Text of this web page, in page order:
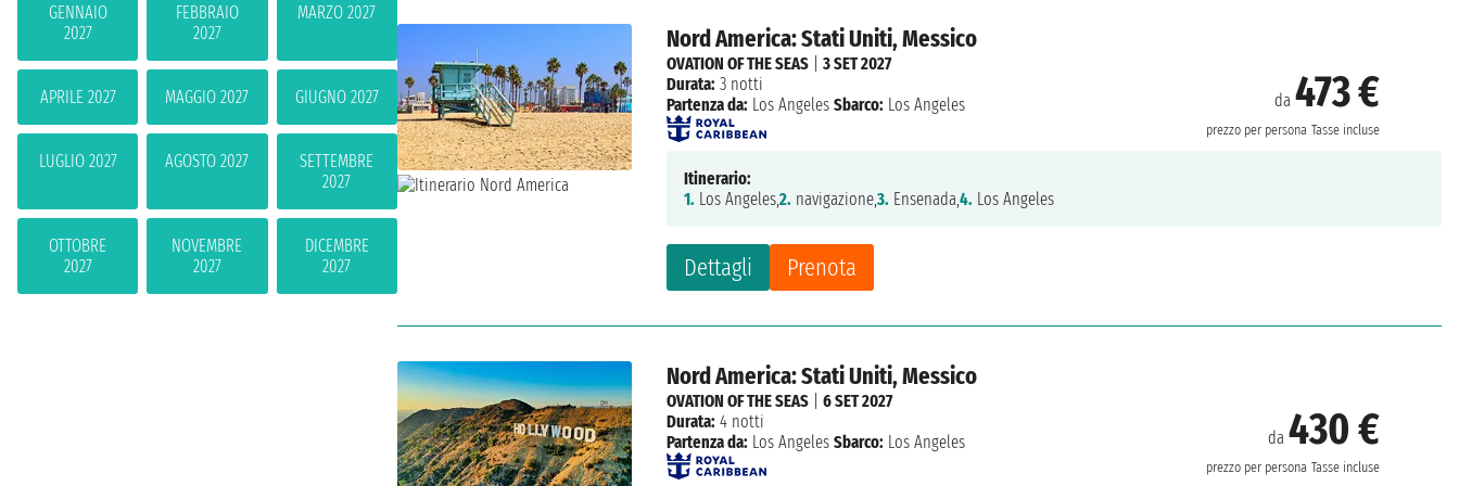
GENNAIO
2027
FEBBRAIO
2027
MARZO 2027
APRILE 2027 MAGGIO 2027 GIUGNO 2027
LUGLIO 2027 AGOSTO 2027
SETTEMBRE
2027
OTTOBRE
2027
NOVEMBRE
2027
DICEMBRE
2027
Nord America: Stati Uniti, Messico
da473 €
prezzo per persona Tasse incluse
Dettagli Prenota
OVATION OF THE SEAS |3 SET 2027
Durata: 3 notti
Partenza da: Los Angeles Sbarco: Los Angeles
Itinerario:
1. Los Angeles,2. navigazione,3. Ensenada,4. Los Angeles
Nord America: Stati Uniti, Messico
da430 €
prezzo per persona Tasse incluse
OVATION OF THE SEAS |6 SET 2027
Durata: 4 notti
Partenza da: Los Angeles Sbarco: Los Angeles